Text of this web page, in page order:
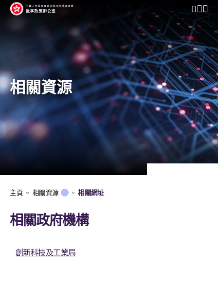
開啟行
相關資源
主頁 相關資源 相關網址
相關政府機構
創新科技及工業局